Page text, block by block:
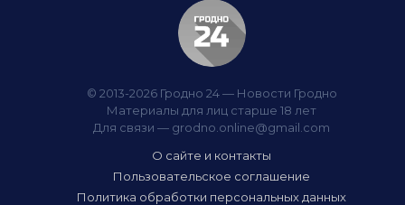
© 2013-2026 Гродно 24 — Новости Гродно
Материалы для лиц старше 18 лет
Для связи — grodno.online@gmail.com
О сайте и контакты
Пользовательское соглашение
Политика обработки персональных данных